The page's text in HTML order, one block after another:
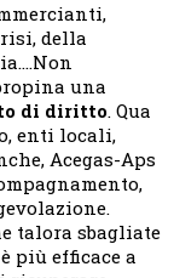
della
una
di diritto. Qua
enti locali,
Acegas-Aps
talora sbagliate
più efficace a